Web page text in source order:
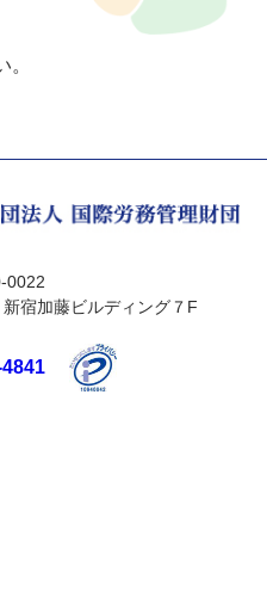
0022
宿加藤ビルディング７F